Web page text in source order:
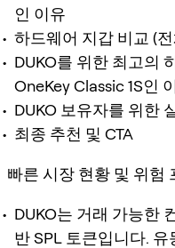
인 이유
하드웨어 지갑 비교 (
DUKO를 위한 최고의
OneKey Classic 1S인
DUKO 보유자를 위한
최종 추천 및 CTA
빠른 시장 현황 및 위험
DUKO는 거래 가능한
반 SPL 토큰입니다.